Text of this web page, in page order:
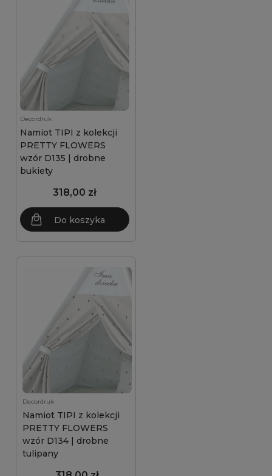
Decordruk
Namiot TIPI z kolekcji
PRETTY FLOWERS
wzór D135 | drobne
bukiety
318,00 zł
Do koszyka
Decordruk
Namiot TIPI z kolekcji
PRETTY FLOWERS
wzór D134 | drobne
tulipany